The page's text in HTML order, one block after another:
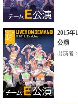
2015年
公演
出演者